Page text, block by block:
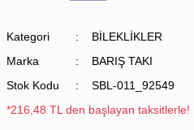
Kategori
BİLEKLİKLER
Marka
BARIŞ TAKI
Stok Kodu
SBL-011_92549
*216,48 TL den başlayan taksitlerle!